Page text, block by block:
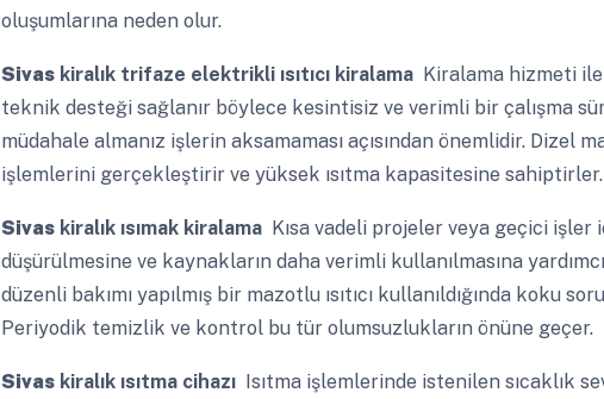
oluşumlarına neden olur.
Sivaskiralık trifaze elektrikli ısıtıcı kiralamaKiralama hizmeti ile
teknik desteği sağlanır böylece kesintisiz ve verimli bir çalışma
müdahale almanız işlerin aksamaması açısından önemlidir. Dizel
işlemlerini gerçekleştirir ve yüksek ısıtma kapasitesine sahiptirler.
Sivaskiralık ısımak kiralamaKısa vadeli projeler veya geçici işler
düşürülmesine ve kaynakların daha verimli kullanılmasına
düzenli bakımı yapılmış bir mazotlu ısıtıcı kullanıldığında koku
Periyodik temizlik ve kontrol bu tür olumsuzlukların önüne geçer.
Sivaskiralık ısıtma cihazıIsıtma işlemlerinde istenilen sıcaklık